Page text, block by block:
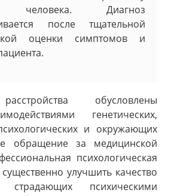
человека. Диагноз
после тщательной
оценки симптомов и
обусловлены
генетических,
и окружающих
обращение за медицинской
психологическая
улучшить качество
психическими